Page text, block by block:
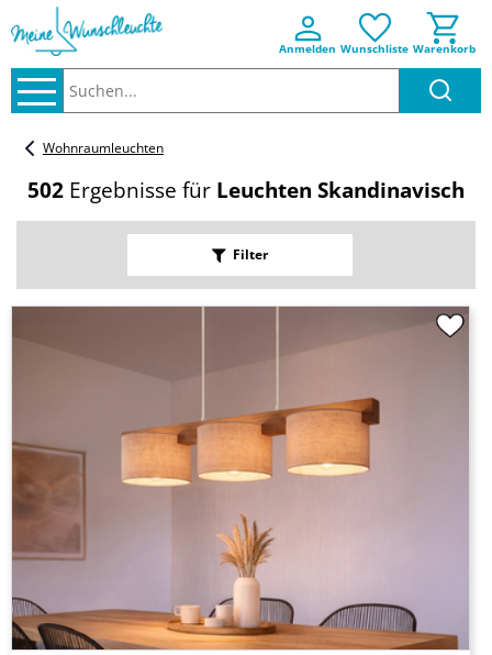
Anmelden Wunschliste Warenkorb
Wohnraumleuchten
502 Ergebnisse für Leuchten Skandinavisch
Filter